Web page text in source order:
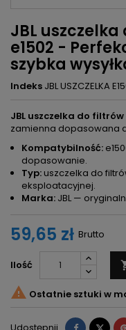
JBL uszczelka
e1502 -
szybka
Indeks JBL USZCZELKA
JBL uszczelka do filtrów
zamienna dopasowana
Kompatybilność:
dopasowanie.
Typ:uszczelka do
eksploatacyjnej.
Marka: JBL —
59,65 zł Brutto
Ilość
 Ostatnie sztuki w
Udostępnij